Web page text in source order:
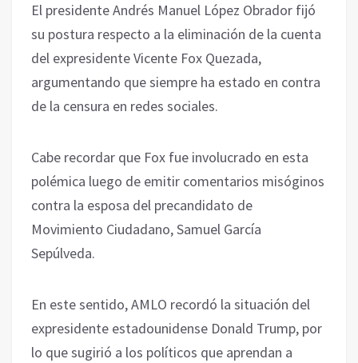
El presidente Andrés Manuel López Obrador fijó
su postura respecto a la eliminación de la cuenta
del expresidente Vicente Fox Quezada,
argumentando que siempre ha estado en contra
de la censura en redes sociales.
Cabe recordar que Fox fue involucrado en esta
polémica luego de emitir comentarios misóginos
contra la esposa del precandidato de
Movimiento Ciudadano, Samuel García
Sepúlveda.
En este sentido, AMLO recordó la situación del
expresidente estadounidense Donald Trump, por
lo que sugirió a los políticos que aprendan a